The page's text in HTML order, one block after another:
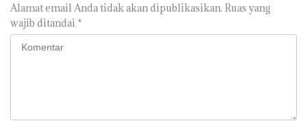
Alamat email Anda tidak akan dipublikasikan. Ruas yang
wajib ditandai *